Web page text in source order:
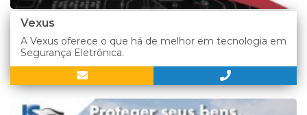
Vexus
A Vexus oferece o que há de melhor em tecnologia em
Segurança Eletrônica.